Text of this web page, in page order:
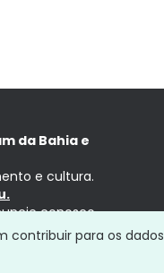
da Bahia e
e cultura.
conosco
contribuir para os dados